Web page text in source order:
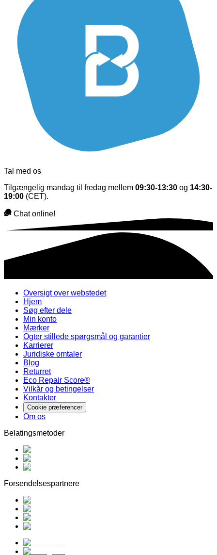
Tal med os
Tilgængelig mandag til fredag mellem 09:30-13:30 og 14:30-
19:00 (CET).
Chat online!
Oversigt over webstedet
Hjem
Søg efter dele
Min konto
Mærker
Ogter stillede spørgsmål og garantier
Karrierer
Juridiske omtaler
Blog
Returret
Eco Repair Score®
Vilkår og betingelser
Kontakter
Cookie præferencer
Om os
Belatingsmetoder
Forsendelsespartnere